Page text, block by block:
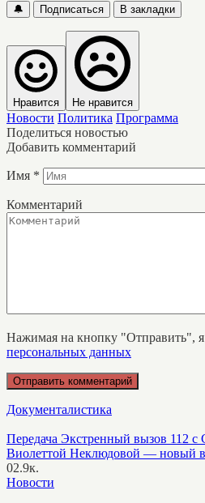
🔔 Подписаться В закладки
Нравится Не нравится
Новости Политика Программа
Поделиться новостью
Добавить комментарий
Имя *
Комментарий
Нажимая на кнопку "Отправить", я
персональных данных
Документалистика
Передача Экстренный вызов 112
Виолеттой Неклюдовой — новый
02.9к.
Новости